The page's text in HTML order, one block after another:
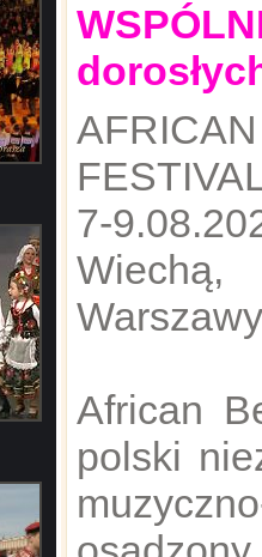
​7-
Warszawy
​African
polski